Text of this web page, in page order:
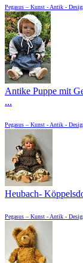
Pegasus – Kunst - Antik -
Antike Puppe mit
...
Pegasus – Kunst - Antik -
Heubach-
Pegasus – Kunst - Antik -